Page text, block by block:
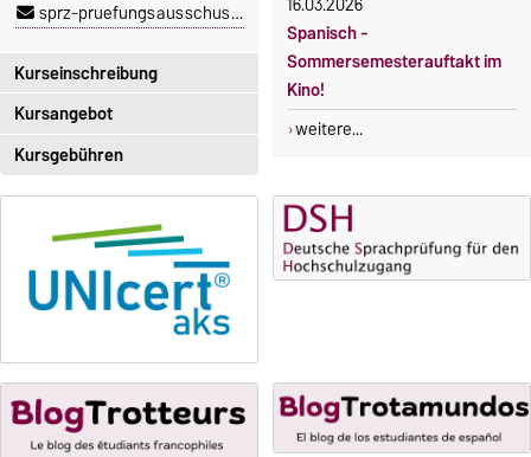
Kurseinschreibung
Einschreibezeitraum:
5. Oktober 2026, 9.00 Uhr bis
23. Oktober 2026, 18 Uhr
OVGU-Account
Die Kurse beginnen ab dem 12.
Oktober 2026.
Kursteilnahme nur nach
fristgerechter Online-
Anmeldung
sprz-pruefungsausschuss@ovgu.de
Kursangebot
Das aktuelle Kursprogramm
des SPRZ finden Sie hier.
Kursgebühren
Sprachkurse sind i. d. R.
gebührenpflichtig.
Gebühren
Gebührenrückerstattung
Gebührenbefreiung bei
Incomings
Spanisch -
Sommersemesterauftakt im
Kino!
weitere...